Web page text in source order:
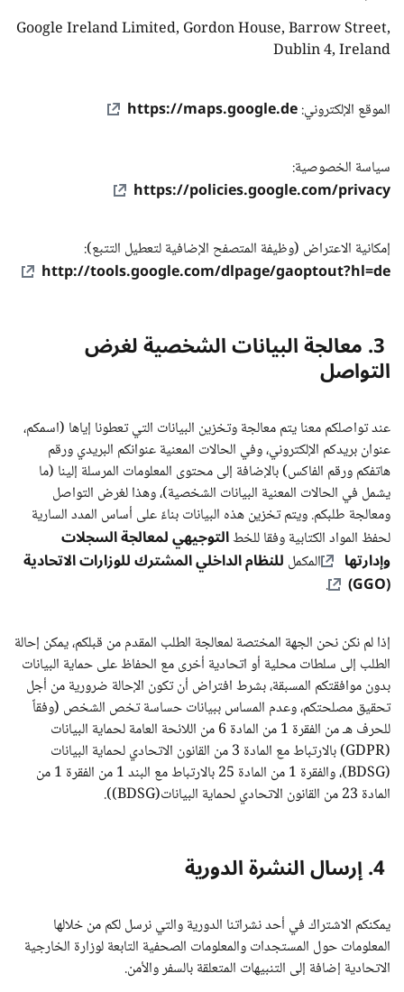
Google Ireland Limited, Gordon House, Barrow Street,
Dublin 4, Ireland
الموقع الإلكتروني:https://maps.google.de
سياسة الخصوصية:
https://policies.google.com/privacy
إمكانية الاعتراض (وظيفة المتصفح الإضافية لتعطيل التتبع):
http://tools.google.com/dlpage/gaoptout?hl=de
3. معالجة البيانات الشخصية لغرض
التواصل
عند تواصلكم معنا يتم معالجة وتخزين البيانات التي تعطونا إياها (اسمكم،
عنوان بريدكم الإلكتروني، وفي الحالات المعنية عنوانكم البريدي ورقم
هاتفكم ورقم الفاكس) بالإضافة إلى محتوى المعلومات المرسلة إلينا (ما
يشمل في الحالات المعنية البيانات الشخصية)، وهذا لغرض التواصل
ومعالجة طلبكم. ويتم تخزين هذه البيانات بناءً على أساس المدد السارية
لحفظ المواد الكتابية وفقا للخطالتوجيهي لمعالجة السجلات
وإدارتها المكمل للنظام الداخلي المشترك للوزارات الاتحادية
(GGO)
.
إذا لم نكن نحن الجهة المختصة لمعالجة الطلب المقدم من قبلكم، يمكن إحالة
الطلب إلى سلطات محلية أو اتحادية أخرى مع الحفاظ على حماية البيانات
بدون موافقتكم المسبقة، بشرط افتراض أن تكون الإحالة ضرورية من أجل
تحقيق مصلحتكم، وعدم المساس ببيانات حساسة تخص الشخص (وفقاً
للحرف هـ من الفقرة 1 من المادة 6 من اللائحة العامة لحماية البيانات
(GDPR) بالارتباط مع المادة 3 من القانون الاتحادي لحماية البيانات
(BDSG)، والفقرة 1 من المادة 25 بالارتباط مع البند 1 من الفقرة 1 من
المادة 23 من القانون الاتحادي لحماية البيانات(BDSG)).
يمكنكم الاشتراك في أحد نشراتنا الدورية والتي نرسل لكم من خلالها
المعلومات حول المستجدات والمعلومات الصحفية التابعة لوزارة الخارجية
الاتحادية إضافة إلى التنبيهات المتعلقة بالسفر والأمن.